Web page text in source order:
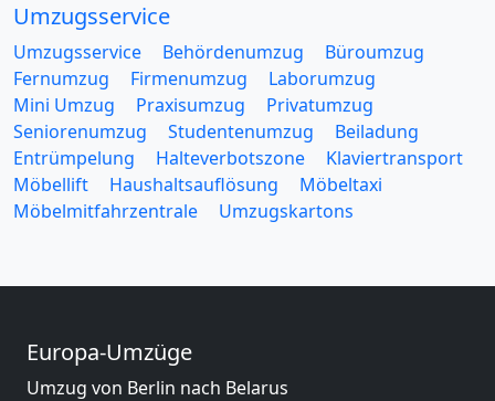
Umzugsservice
Umzugsservice Behördenumzug
Büroumzug
Fernumzug
Firmenumzug
Laborumzug
Mini Umzug
Praxisumzug
Privatumzug
Seniorenumzug
Studentenumzug
Beiladung
Entrümpelung
Halteverbotszone
Klaviertransport
Möbellift
Haushaltsauflösung
Möbeltaxi
Möbelmitfahrzentrale
Umzugskartons
Europa-Umzüge
Umzug von Berlin nach Belarus